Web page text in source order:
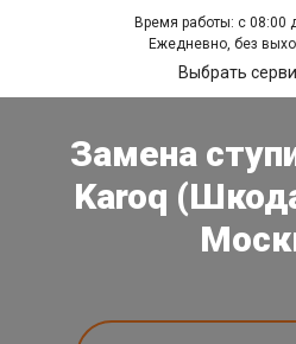
Время работы: с 08:00
Ежедневно, без
Выбрать
Замена
Karoq